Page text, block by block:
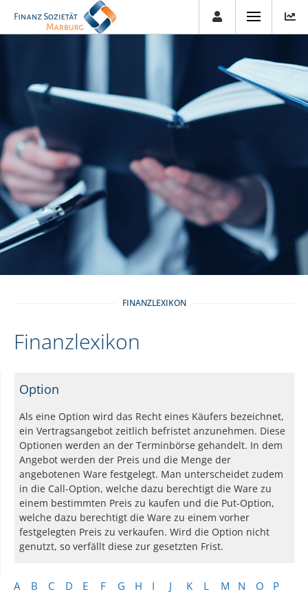
FINANZLEXIKON
Finanzlexikon
A B C D E F G H I J K L M N O
P
Option
Als eine Option wird das Recht eines Käufers bezeichnet,
ein Vertragsangebot zeitlich befristet anzunehmen. Diese
Optionen werden an der Terminbörse gehandelt. In dem
Angebot werden der Preis und die Menge der
angebotenen Ware festgelegt. Man unterscheidet zudem
in die Call-Option, welche dazu berechtigt die Ware zu
einem bestimmten Preis zu kaufen und die Put-Option,
welche dazu berechtigt die Ware zu einem vorher
festgelegten Preis zu verkaufen. Wird die Option nicht
genutzt, so verfällt diese zur gesetzten Frist.